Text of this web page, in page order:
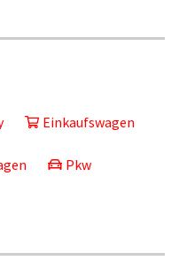
Einkaufswagen
Pkw